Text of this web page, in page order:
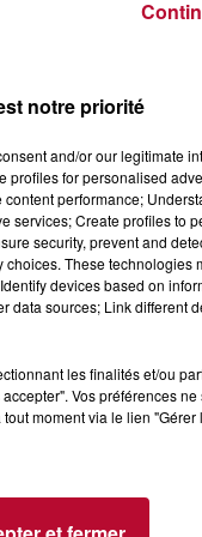
? La remontée de
que ma vitesse
retrouvés sur
directement sur
vocaux
leur apporter
de « Papa-
et son
en comptant
notre priorité
and/or our legitimate
profiles for personalised
performance;
services; Create profiles to
security, prevent and
These technologies
devices based on
data sources; Link different
les finalités et/ou
Vos préférences
moment via le lien